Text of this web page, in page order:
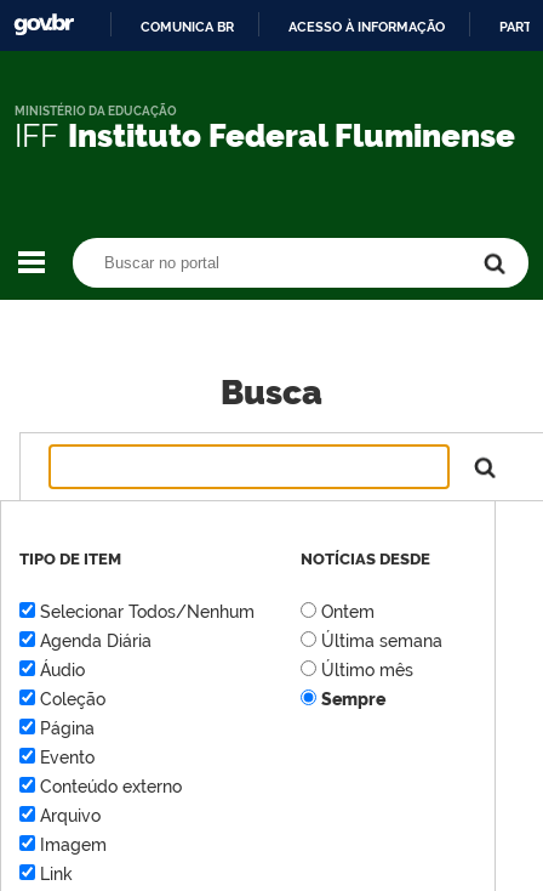
CONTEÚDO
COMUNICA BR ACESSO À INFORMAÇÃO
IFF Instituto Federal Fluminense
MINISTÉRIO DA EDUCAÇÃO
Busca
TIPO DE ITEM
Selecionar Todos/Nenhum
Agenda Diária
Áudio
Coleção
Página
Evento
Conteúdo externo
Arquivo
Imagem
Link
NOTÍCIAS DESDE
Ontem
Última semana
Último mês
Sempre